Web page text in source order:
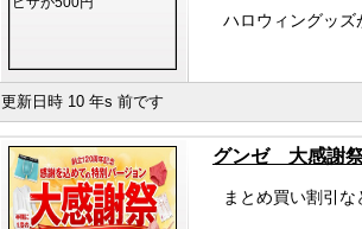
ハロウィングッズ
更新日時 10 年s 前です
グンゼ 大感謝
まとめ買い割引